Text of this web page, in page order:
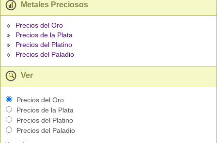
Metales Preciosos
Precios del Oro
Precios de la Plata
Precios del Platino
Precios del Paladio
Ver
Precios del Oro
Precios de la Plata
Precios del Platino
Precios del Paladio